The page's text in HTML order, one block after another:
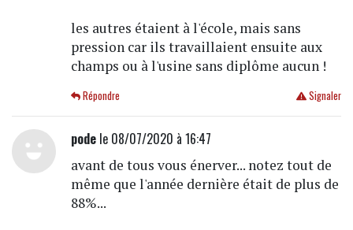
les autres étaient à l'école, mais sans
pression car ils travaillaient ensuite aux
champs ou à l'usine sans diplôme aucun !
Signaler
Répondre
podele 08/07/2020 à 16:47
avant de tous vous énerver... notez tout de
même que l'année dernière était de plus de
88%...